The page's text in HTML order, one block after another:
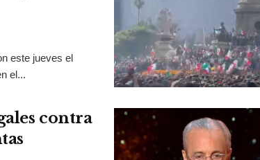
este jueves el
el...
contra